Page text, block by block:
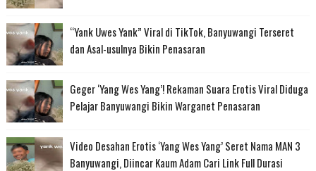
“Yank Uwes Yank” Viral di TikTok, Banyuwangi Terseret
dan Asal-usulnya Bikin Penasaran
Geger ‘Yang Wes Yang’! Rekaman Suara Erotis Viral Diduga
Pelajar Banyuwangi Bikin Warganet Penasaran
Video Desahan Erotis ‘Yang Wes Yang’ Seret Nama MAN 3
Banyuwangi, Diincar Kaum Adam Cari Link Full Durasi